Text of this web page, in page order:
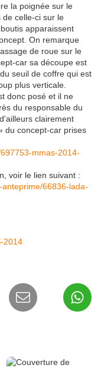
la poignée sur le
de celle-ci sur le
apparaissent
On remarque
de roue sur le
car sa découpe est
seuil de coffre qui est
plus verticale.
donc posé et il ne
du responsable du
clairement
du concept-car prises
mmas-2014-
voir le lien suivant :
66836-lada-
2014